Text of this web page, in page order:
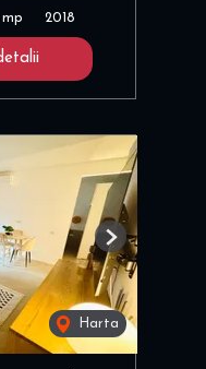
mp 2018
Harta
Next